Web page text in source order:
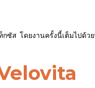
ซัส โดยงานครั้งนี้เต็มไปด้ว